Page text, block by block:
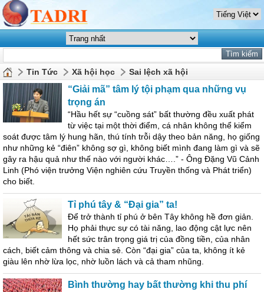
Tin Tức Xã hội học Sai lệch xã hội
“Giải mã” tâm lý tội phạm qua những vụ
trọng án
“Hầu hết sự “cuồng sát” bất thường đều xuất phát
từ việc tại một thời điểm, cá nhân không thể kiểm
soát được tâm lý hung hãn, thú tính trỗi dậy theo bản năng, họ giống
như những kẻ “điên” không sợ gì, không biết mình đang làm gì và sẽ
gây ra hậu quả như thế nào với người khác….” - Ông Đặng Vũ Cảnh
Linh (Phó viện trưởng Viện nghiên cứu Truyền thống và Phát triển)
cho biết.
Tỉ phú tây & “Đại gia” ta!
Để trở thành tỉ phú ở bên Tây không hề đơn giản.
Họ phải thực sự có tài năng, lao động cật lực nên
hết sức trân trọng giá trị của đồng tiền, của nhân
cách, biết cảm thông và chia sẻ. Còn “đại gia” của ta, không ít kẻ
giàu lên nhờ lừa lọc, nhờ luồn lách và cả tham nhũng.
Bình thường hay bất thường khi thu phí